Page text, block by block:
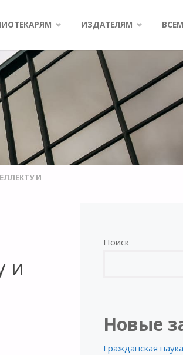
ИЗДАТЕЛЯМ ВСЕМ
И
и
Поиск
Новые
Гражданская